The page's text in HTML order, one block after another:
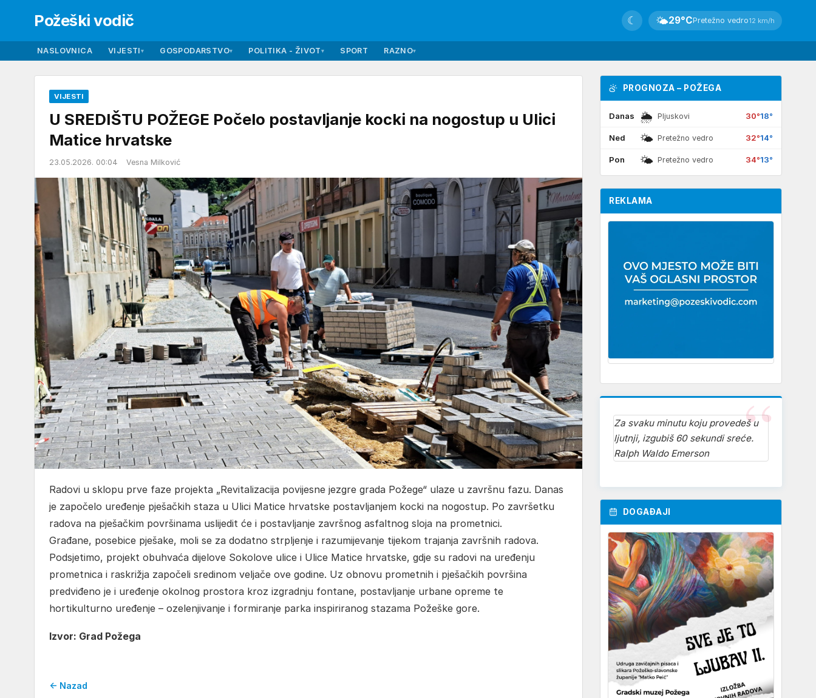
Požeški vodič 🌤29°CPretežno vedro12 km/h
☾
NASLOVNICA VIJESTI▾ GOSPODARSTVO▾ POLITIKA - ŽIVOT▾ SPORT RAZNO▾
VIJESTI
U SREDIŠTU POŽEGE Počelo postavljanje kocki na nogostup u Ulici
Matice hrvatske
23.05.2026. 00:04 Vesna Milković
Radovi u sklopu prve faze projekta „Revitalizacija povijesne jezgre grada Požege“ ulaze u završnu fazu. Danas
je započelo uređenje pješačkih staza u Ulici Matice hrvatske postavljanjem kocki na nogostup. Po završetku
radova na pješačkim površinama uslijedit će i postavljanje završnog asfaltnog sloja na prometnici.
Građane, posebice pješake, moli se za dodatno strpljenje i razumijevanje tijekom trajanja završnih radova.
Podsjetimo, projekt obuhvaća dijelove Sokolove ulice i Ulice Matice hrvatske, gdje su radovi na uređenju
prometnica i raskrižja započeli sredinom veljače ove godine. Uz obnovu prometnih i pješačkih površina
predviđeno je i uređenje okolnog prostora kroz izgradnju fontane, postavljanje urbane opreme te
hortikulturno uređenje – ozelenjivanje i formiranje parka inspiriranog stazama Požeške gore.
Izvor: Grad Požega
← Nazad
PROGNOZA – POŽEGA
Danas 🌦 Pljuskovi 30°18°
Ned 🌤 Pretežno vedro 32°14°
Pon 🌤 Pretežno vedro 34°13°
REKLAMA
Za svaku minutu koju provedeš u
ljutnji, izgubiš 60 sekundi sreće.
Ralph Waldo Emerson
DOGAĐAJI